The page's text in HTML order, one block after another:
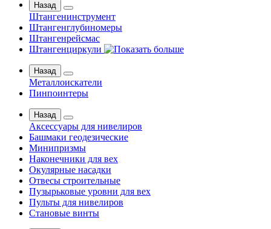
Назад
Штангенинструмент
Штангенглубиномеры
Штангенрейсмас
Штангенциркули
Назад
Металлоискатели
Пинпоинтеры
Назад
Аксессуары для нивелиров
Башмаки геодезические
Минипризмы
Наконечники для вех
Окулярные насадки
Отвесы строительные
Пузырьковые уровни для вех
Пульты для нивелиров
Становые винты